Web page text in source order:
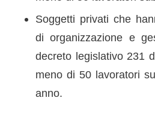
Soggetti privati che
di organizzazione e
decreto legislativo 231
meno di 50 lavoratori
anno.